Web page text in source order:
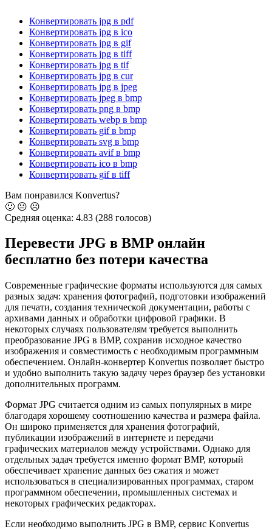
Конвертировать jpg в pdf
Конвертировать jpg в ico
Конвертировать jpg в gif
Конвертировать jpg в tiff
Конвертировать jpg в tif
Конвертировать jpg в cur
Конвертировать jpg в jpeg
Конвертировать jpeg в bmp
Конвертировать png в bmp
Конвертировать webp в bmp
Конвертировать gif в bmp
Конвертировать svg в bmp
Конвертировать avif в bmp
Конвертировать ico в bmp
Конвертировать gif в tiff
Вам понравился Konvertus?
🙂 😐 ☹️
Средняя оценка: 4.83 (288 голосов)
Перевести JPG в BMP онлайн
бесплатно без потери качества
Современные графические форматы используются для самых
разных задач: хранения фотографий, подготовки изображений
для печати, создания технической документации, работы с
архивами данных и обработки цифровой графики. В
некоторых случаях пользователям требуется выполнить
преобразование JPG в BMP, сохранив исходное качество
изображения и совместимость с необходимым программным
обеспечением. Онлайн-конвертер Konvertus позволяет быстро
и удобно выполнить такую задачу через браузер без установки
дополнительных программ.
Формат JPG считается одним из самых популярных в мире
благодаря хорошему соотношению качества и размера файла.
Он широко применяется для хранения фотографий,
публикации изображений в интернете и передачи
графических материалов между устройствами. Однако для
отдельных задач требуется именно формат BMP, который
обеспечивает хранение данных без сжатия и может
использоваться в специализированных программах, старом
программном обеспечении, промышленных системах и
некоторых графических редакторах.
Если необходимо выполнить JPG в BMP, сервис Konvertus